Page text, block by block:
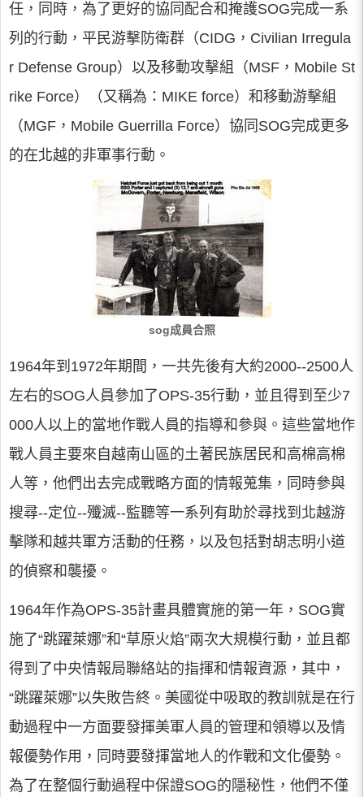
任，同時，為了更好的協同配合和掩護SOG完成一系
列的行動，平民游擊防衛群（CIDG，Civilian Irregula
r Defense Group）以及移動攻擊組（MSF，Mobile St
rike Force）（又稱為：MIKE force）和移動游擊組
（MGF，Mobile Guerrilla Force）協同SOG完成更多
的在北越的非軍事行動。
sog成員合照
1964年到1972年期間，一共先後有大約2000--2500人
左右的SOG人員參加了OPS-35行動，並且得到至少7
000人以上的當地作戰人員的指導和參與。這些當地作
戰人員主要來自越南山區的土著民族居民和高棉高棉
人等，他們出去完成戰略方面的情報蒐集，同時參與
搜尋--定位--殲滅--監聽等一系列有助於尋找到北越游
擊隊和越共軍方活動的任務，以及包括對胡志明小道
的偵察和襲擾。
1964年作為OPS-35計畫具體實施的第一年，SOG實
施了“跳躍萊娜”和“草原火焰”兩次大規模行動，並且都
得到了中央情報局聯絡站的指揮和情報資源，其中，
“跳躍萊娜”以失敗告終。美國從中吸取的教訓就是在行
動過程中一方面要發揮美軍人員的管理和領導以及情
報優勢作用，同時要發揮當地人的作戰和文化優勢。
為了在整個行動過程中保證SOG的隱秘性，他們不僅